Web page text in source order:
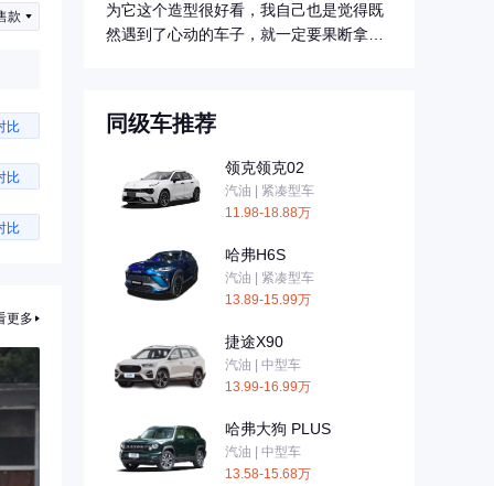
款
比
比
比
更多
为它这个造型很好看，我自己也是觉得既
然遇到了心动的车子，就一定要果断拿
同级车推荐
领克领克02
汽油 | 紧凑型车
11.98-18.88万
哈弗H6S
汽油 | 紧凑型车
13.89-15.99万
捷途X90
汽油 | 中型车
13.99-16.99万
哈弗大狗 PLUS
汽油 | 中型车
13.58-15.68万